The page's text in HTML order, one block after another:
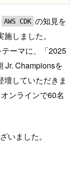
AWS CDK の知見を
しました。
ーマに、「2025
Jr. Championsを
壇していただきま
ンラインで60名
いました。